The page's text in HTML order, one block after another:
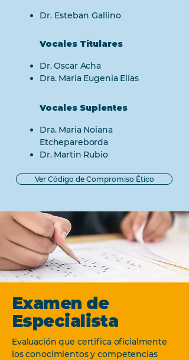
Dr. Esteban Gallino
Vocales Titulares
Dr. Oscar Acha
Dra. Maria Eugenia Elíass
Vocales Suplentes
Dra. Maria Noiana
Etchepareborda
Dr. Martin Rubio
Ver Código de Compromiso Ético
Examen de
Especialista
Evaluación que certifica oficialmente
los conocimientos y competencias